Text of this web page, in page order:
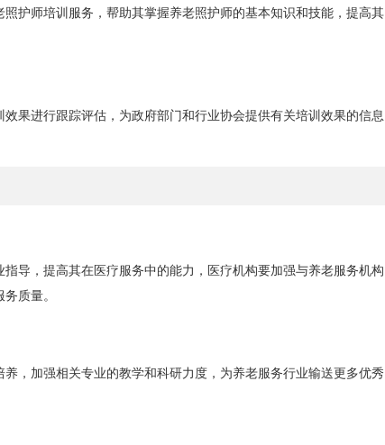
护师培训服务，帮助其掌握养老照护师的基本知识和技能，提高其
果进行跟踪评估，为政府部门和行业协会提供有关培训效果的信息
导，提高其在医疗服务中的能力，医疗机构要加强与养老服务机构
质量。
，加强相关专业的教学和科研力度，为养老服务行业输送更多优秀